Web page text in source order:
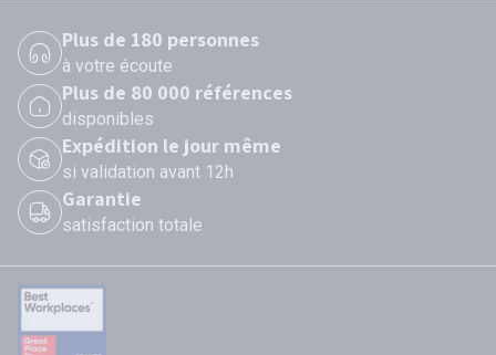
Plus de 180 personnes
à votre écoute
Plus de 80 000 références
disponibles
Expédition le jour même
si validation avant 12h
Garantie
satisfaction totale